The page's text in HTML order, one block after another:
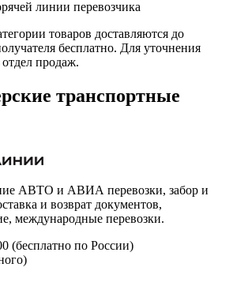
линии перевозчика
товаров доставляются до
бесплатно. Для уточнения
отдел продаж.
транспортные
АВТО и АВИА перевозки, забор и
и возврат документов,
международные перевозки.
(бесплатно по России)